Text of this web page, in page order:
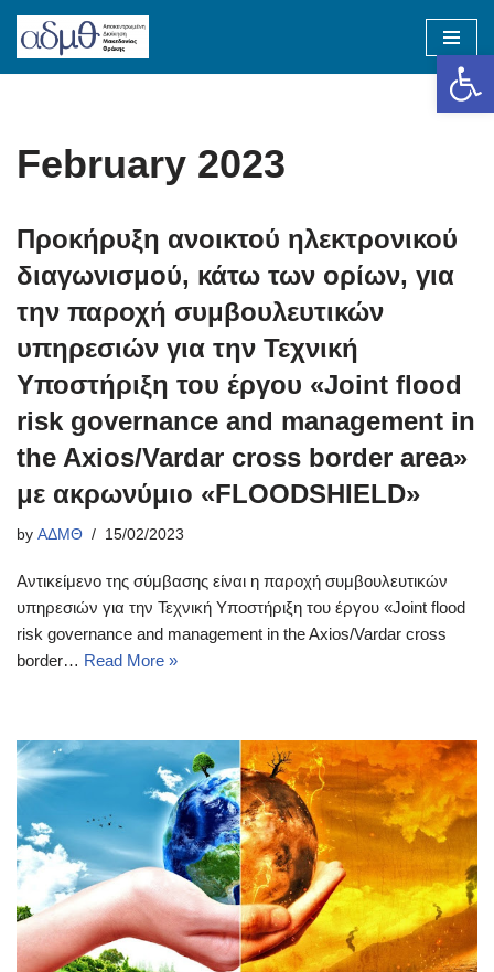
Skip
February 2023
Προκήρυξη ανοικτού ηλεκτρονικού
διαγωνισμού, κάτω των ορίων, για
την παροχή συμβουλευτικών
υπηρεσιών για την Τεχνική
Υποστήριξη του έργου «Joint flood
risk governance and management in
the Axios/Vardar cross border area»
με ακρωνύμιο «FLOODSHIELD»
by ΑΔΜΘ 15/02/2023
Αντικείμενο της σύμβασης είναι η παροχή συμβουλευτικών
υπηρεσιών για την Τεχνική Υποστήριξη του έργου «Joint flood
risk governance and management in the Axios/Vardar cross
border… Read More »